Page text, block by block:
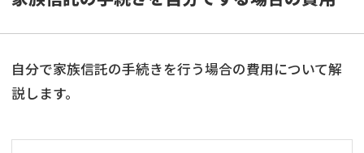
自分で家族信託の手続きを行う場合の費用について解
説します。